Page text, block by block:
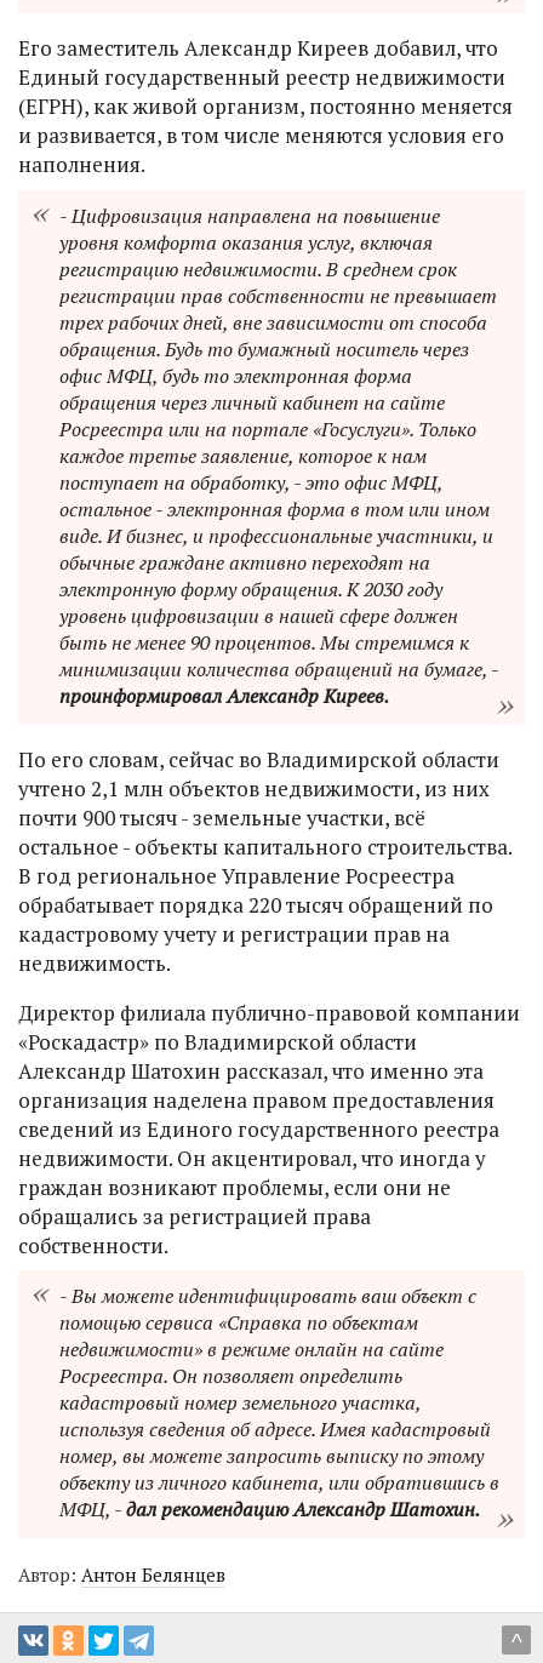
Его заместитель Александр Киреев добавил, что
Единый государственный реестр недвижимости
(ЕГРН), как живой организм, постоянно меняется
и развивается, в том числе меняются условия его
наполнения.
- Цифровизация направлена на повышение
уровня комфорта оказания услуг, включая
регистрацию недвижимости. В среднем срок
регистрации прав собственности не превышает
трех рабочих дней, вне зависимости от способа
обращения. Будь то бумажный носитель через
офис МФЦ, будь то электронная форма
обращения через личный кабинет на сайте
Росреестра или на портале «Госуслуги». Только
каждое третье заявление, которое к нам
поступает на обработку, - это офис МФЦ,
остальное - электронная форма в том или ином
виде. И бизнес, и профессиональные участники, и
обычные граждане активно переходят на
электронную форму обращения. К 2030 году
уровень цифровизации в нашей сфере должен
быть не менее 90 процентов. Мы стремимся к
минимизации количества обращений на бумаге, -
проинформировал Александр Киреев.
По его словам, сейчас во Владимирской области
учтено 2,1 млн объектов недвижимости, из них
почти 900 тысяч - земельные участки, всё
остальное - объекты капитального строительства.
В год региональное Управление Росреестра
обрабатывает порядка 220 тысяч обращений по
кадастровому учету и регистрации прав на
недвижимость.
Директор филиала публично-правовой компании
«Роскадастр» по Владимирской области
Александр Шатохин рассказал, что именно эта
организация наделена правом предоставления
сведений из Единого государственного реестра
недвижимости. Он акцентировал, что иногда у
граждан возникают проблемы, если они не
обращались за регистрацией права
собственности.
- Вы можете идентифицировать ваш объект с
помощью сервиса «Справка по объектам
недвижимости» в режиме онлайн на сайте
Росреестра. Он позволяет определить
кадастровый номер земельного участка,
используя сведения об адресе. Имея кадастровый
номер, вы можете запросить выписку по этому
объекту из личного кабинета, или обратившись в
МФЦ, -дал рекомендацию Александр Шатохин.
Автор: Антон Белянцев
^